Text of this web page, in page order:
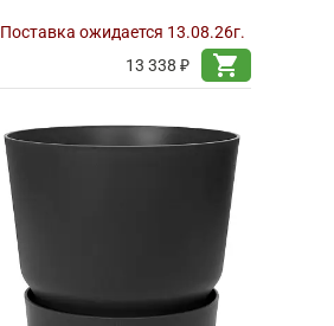
Поставка ожидается 13.08.26г.
13 338 ₽
shopping_cart